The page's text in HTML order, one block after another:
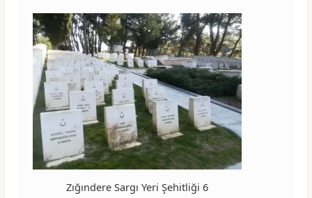
Zığındere Sargı Yeri Şehitliği 6